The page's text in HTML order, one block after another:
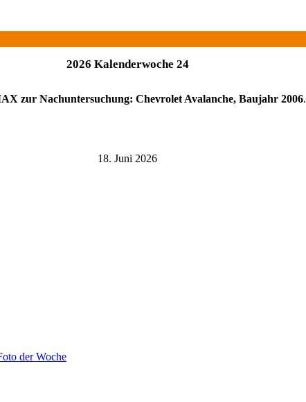
2026 Kalenderwoche 24
zur Nachuntersuchung: Chevrolet Avalanche, Baujahr 2006.
18. Juni 2026
der Woche